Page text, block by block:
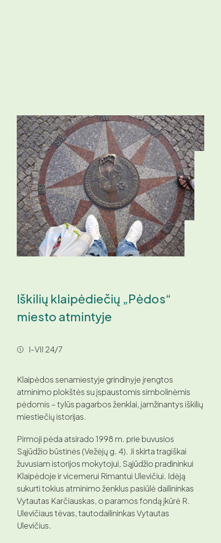
Iškilių klaipėdiečių „Pėdos“
miesto atmintyje
I-VII 24/7
Klaipėdos senamiestyje grindinyje įrengtos
atminimo plokštės su įspaustomis simbolinėmis
pėdomis – tylūs pagarbos ženklai, įamžinantys iškilių
miestiečių istorijas.
Pirmoji pėda atsirado 1998 m. prie buvusios
Sąjūdžio būstinės (Vežėjų g. 4). Ji skirta tragiškai
žuvusiam istorijos mokytojui, Sąjūdžio pradininkui
Klaipėdoje ir vicemerui Rimantui Ulevičiui. Idėją
sukurti tokius atminimo ženklus pasiūlė dailininkas
Vytautas Karčiauskas, o paramos fondą įkūrė R.
Ulevičiaus tėvas, tautodailininkas Vytautas
Ulevičius.